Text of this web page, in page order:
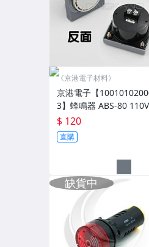
《京港電子材料》
京港電子【
3】蜂鳴器 ABS-80 110V
$ 120
直購